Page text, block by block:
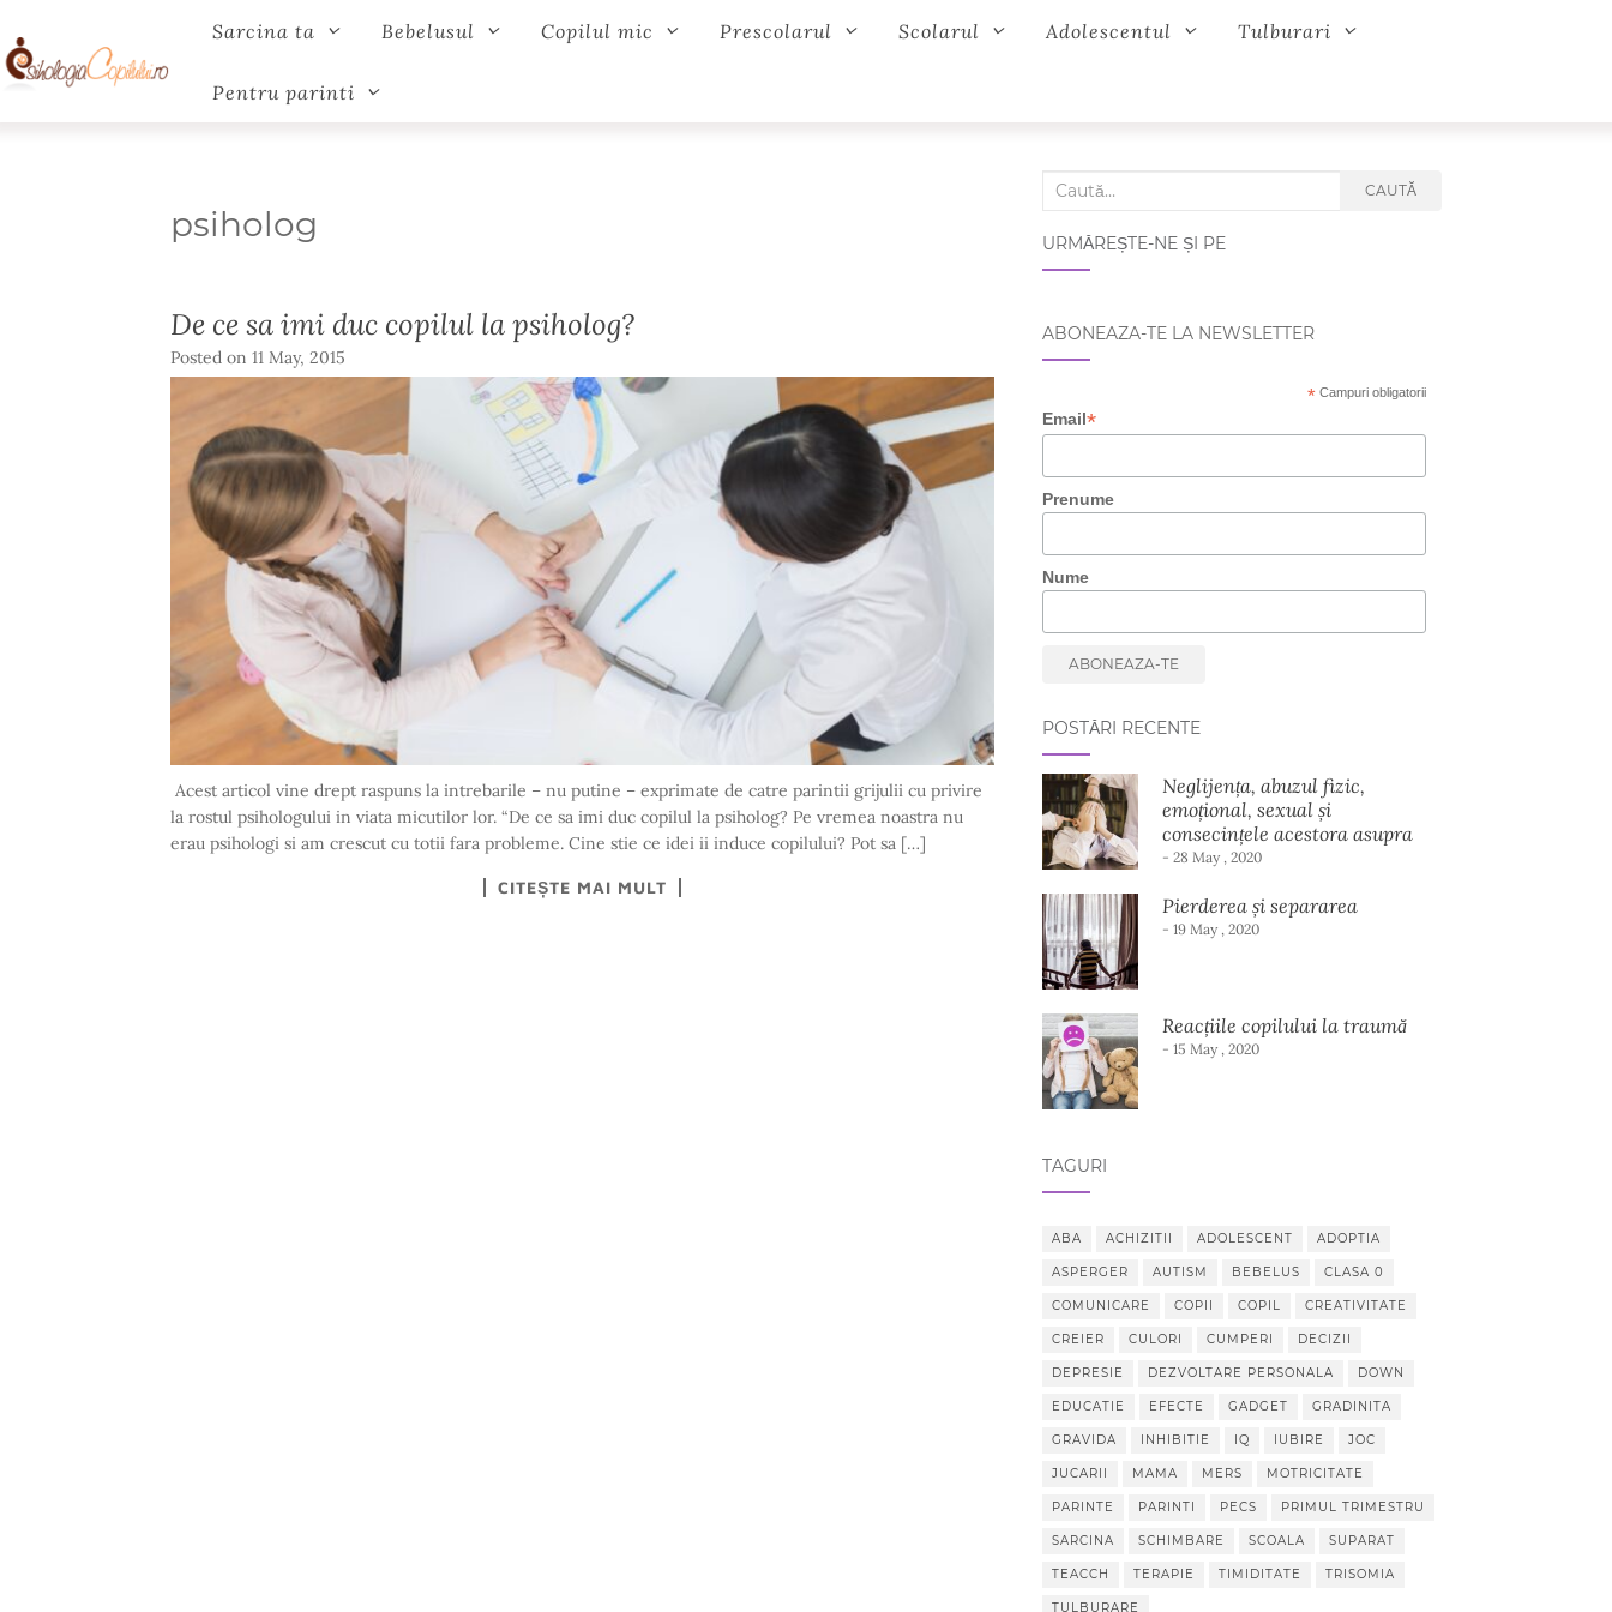
Sarcina ta Bebelusul Copilul mic Prescolarul Scolarul Adolescentul Tulburari
Pentru parinti
psiholog
De ce sa imi duc copilul la psiholog?
Posted on 11 May, 2015
Acest articol vine drept raspuns la intrebarile – nu putine – exprimate de catre parintii grijulii cu privire
la rostul psihologului in viata micutilor lor. “De ce sa imi duc copilul la psiholog? Pe vremea noastra nu
erau psihologi si am crescut cu totii fara probleme. Cine stie ce idei ii induce copilului? Pot sa […]
CITEȘTE MAI MULT
Search for: CAUTĂ
URMĂREȘTE-NE ȘI PE
ABONEAZA-TE LA NEWSLETTER
*Campuri obligatorii
Email*
Prenume
Nume
POSTĂRI RECENTE
Neglijența, abuzul fizic,
emoțional, sexual și
consecințele acestora asupra
dezvoltării copilului
- 28 May , 2020
Pierderea și separarea
- 19 May , 2020
Reacțiile copilului la traumă
- 15 May , 2020
TAGURI
ABA ACHIZITII ADOLESCENT ADOPTIA
ASPERGER AUTISM BEBELUS CLASA 0
COMUNICARE COPII COPIL CREATIVITATE
CREIER CULORI CUMPERI DECIZII
DEPRESIE DEZVOLTARE PERSONALA DOWN
EDUCATIE EFECTE GADGET GRADINITA
GRAVIDA INHIBITIE IQ IUBIRE JOC
JUCARII MAMA MERS MOTRICITATE
PARINTE PARINTI PECS PRIMUL TRIMESTRU
SARCINA SCHIMBARE SCOALA SUPARAT
TEACCH TERAPIE TIMIDITATE TRISOMIA
TULBURARE